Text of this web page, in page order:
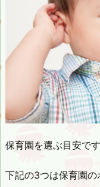
保育園を選ぶ目安で
下記の3つは保育園